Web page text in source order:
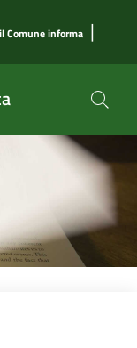
il Comune informa |